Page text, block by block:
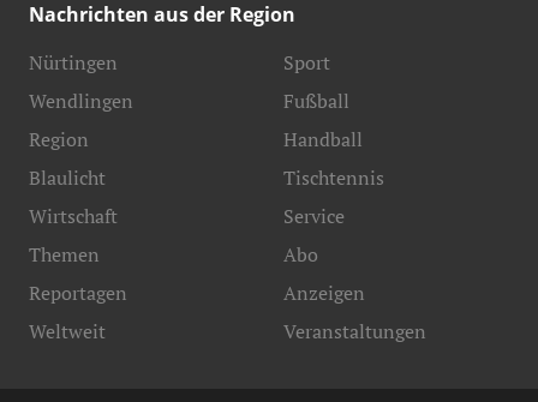
Nachrichten aus der Region
Nürtingen
Wendlingen
Region
Blaulicht
Sport
Fußball
Handball
Tischtennis
Wirtschaft
Themen
Reportagen
Weltweit
Service
Abo
Anzeigen
Veranstaltungen